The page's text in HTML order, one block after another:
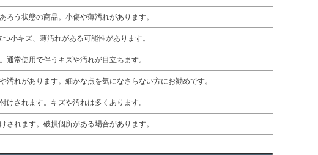
ろう状態の商品。小傷や薄汚れがあります。
小キズ、薄汚れがある可能性があります。
通常使用で伴うキズや汚れが目立ちます。
れがあります。細かな点を気になさらない方にお勧めです。
けされます。キズや汚れは多くあります。
されます。破損個所がある場合があります。